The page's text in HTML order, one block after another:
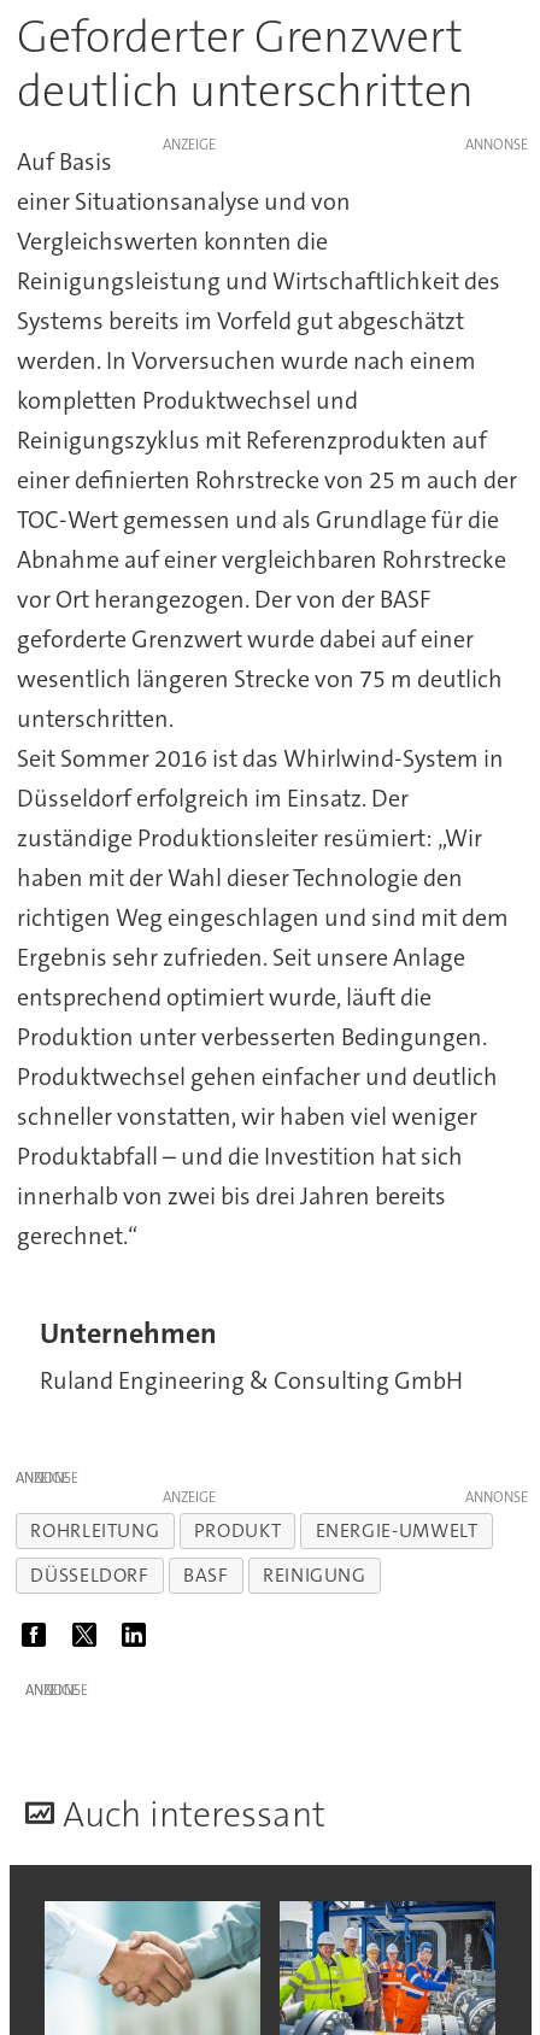
Geforderter Grenzwert
deutlich unterschritten
ANZEIGE
Auf Basis
einer Situationsanalyse und von
Vergleichswerten konnten die
Reinigungsleistung und Wirtschaftlichkeit des
Systems bereits im Vorfeld gut abgeschätzt
werden. In Vorversuchen wurde nach einem
kompletten Produktwechsel und
Reinigungszyklus mit Referenzprodukten auf
einer definierten Rohrstrecke von 25 m auch der
TOC-Wert gemessen und als Grundlage für die
Abnahme auf einer vergleichbaren Rohrstrecke
vor Ort herangezogen. Der von der BASF
geforderte Grenzwert wurde dabei auf einer
wesentlich längeren Strecke von 75 m deutlich
unterschritten.
Seit Sommer 2016 ist das Whirlwind-System in
Düsseldorf erfolgreich im Einsatz. Der
zuständige Produktionsleiter resümiert: „Wir
haben mit der Wahl dieser Technologie den
richtigen Weg eingeschlagen und sind mit dem
Ergebnis sehr zufrieden. Seit unsere Anlage
entsprechend optimiert wurde, läuft die
Produktion unter verbesserten Bedingungen.
Produktwechsel gehen einfacher und deutlich
schneller vonstatten, wir haben viel weniger
Produktabfall – und die Investition hat sich
innerhalb von zwei bis drei Jahren bereits
gerechnet.“
Unternehmen
Ruland Engineering & Consulting GmbH
ANZEIGE
ANZEIGE
ROHRLEITUNG PRODUKT
ENERGIE-UMWELT
DÜSSELDORF
BASF REINIGUNG
ANZEIGE
Auch interessant